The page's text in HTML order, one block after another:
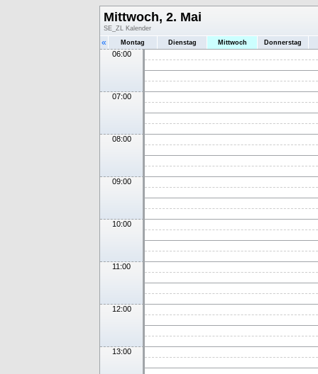
Mittwoch, 2. Mai
SE_ZL Kalender
« Montag Dienstag Mittwoch Donnerstag
06:00
07:00
08:00
09:00
10:00
11:00
12:00
13:00